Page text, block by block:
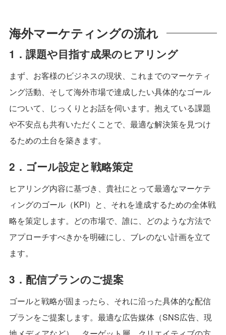
海外マーケティングの流れ
1．課題や目指す成果のヒアリング
まず、お客様のビジネスの現状、これまでのマーケティ
ング活動、そして海外市場で達成したい具体的なゴール
について、じっくりとお話を伺います。抱えている課題
や不安点も共有いただくことで、最適な解決策を見つけ
るための土台を築きます。
2．ゴール設定と戦略策定
ヒアリング内容に基づき、貴社にとって最適なマーケテ
ィングのゴール（KPI）と、それを達成するための全体戦
略を策定します。どの市場で、誰に、どのような方法で
アプローチすべきかを明確にし、ブレのない計画を立て
ます。
3．配信プランのご提案
ゴールと戦略が固まったら、それに沿った具体的な配信
プランをご提案します。最適な広告媒体（SNS広告、現